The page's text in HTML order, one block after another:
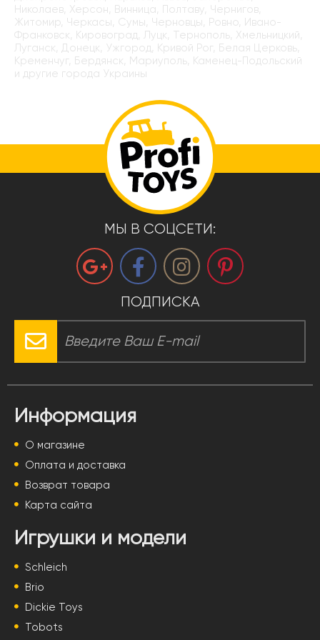
Николаев, Херсон, Винница, Полтаву, Чернигов,
Житомир, Черкасы, Сумы, Черновцы, Ровно, Ивано-
Франковск, Кировоград, Луцк, Тернополь, Хмельницкий,
Луганск, Донецк, Ужгород, Кривой Рог, Белая Церковь,
Кременчуг, Бердянск, Мариуполь, Каменец-Подольский
и другие города Украины
МЫ В СОЦСЕТИ:
ПОДПИСКА
Информация
О магазине
Оплата и доставка
Возврат товара
Карта сайта
Игрушки и модели
Schleich
Brio
Dickie Toys
Tobots